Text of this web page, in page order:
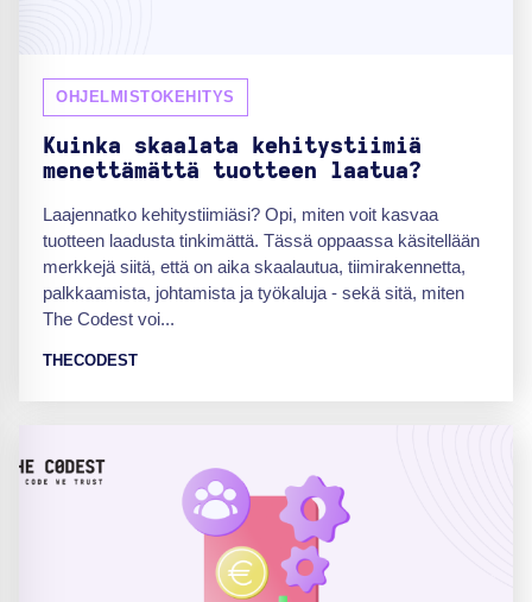
OHJELMISTOKEHITYS
Kuinka skaalata kehitystiimiä
menettämättä tuotteen laatua?
Laajennatko kehitystiimiäsi? Opi, miten voit kasvaa
tuotteen laadusta tinkimättä. Tässä oppaassa käsitellään
merkkejä siitä, että on aika skaalautua, tiimirakennetta,
palkkaamista, johtamista ja työkaluja - sekä sitä, miten
The Codest voi...
THECODEST